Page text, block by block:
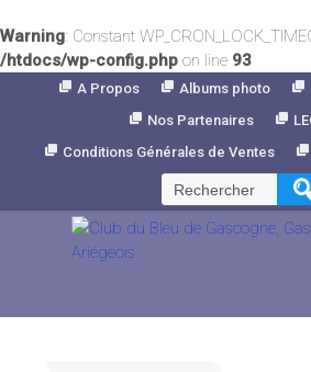
Warning: Constant
/htdocs/wp-config.php on line 93
A Propos Albums photo
Nos Partenaires
Conditions Générales de Ventes
Rechercher :